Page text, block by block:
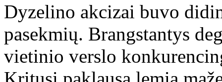
Dyzelino akcizai buvo
pasekmių. Brangstantys
vietinio verslo